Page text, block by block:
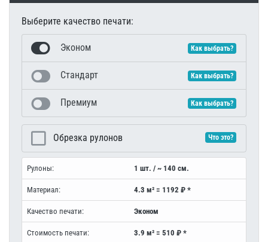
Выберите качество печати:
Эконом Как выбрать?
Стандарт Как выбрать?
Премиум Как выбрать?
Обрезка рулонов Что это?
Рулоны: 1 шт. / ~ 140 см.
Материал: 4.3 м² = 1192 ₽ *
Качество печати: Эконом
Стоимость печати: 3.9 м² = 510 ₽ *